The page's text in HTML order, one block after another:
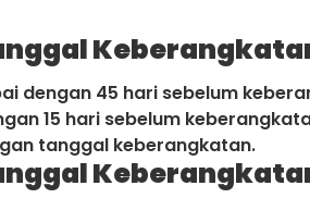
dengan 45 hari sebelum
15 hari sebelum
tanggal keberangkatan.